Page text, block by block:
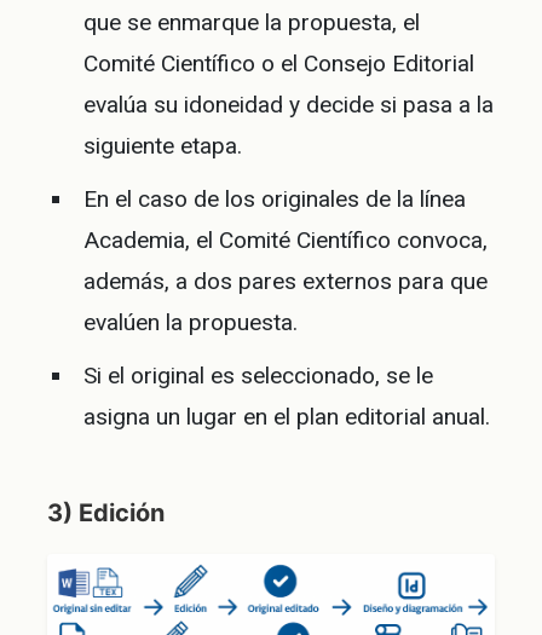
que se enmarque la propuesta, el
Comité Científico o el Consejo Editorial
evalúa su idoneidad y decide si pasa a la
siguiente etapa.
En el caso de los originales de la línea
Academia, el Comité Científico convoca,
además, a dos pares externos para que
evalúen la propuesta.
Si el original es seleccionado, se le
asigna un lugar en el plan editorial anual.
3) Edición